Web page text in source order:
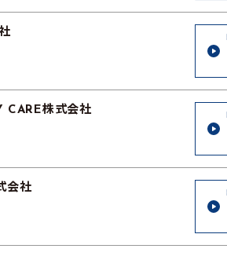
CARE株式会社
会社